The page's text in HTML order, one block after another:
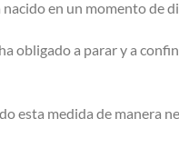
en un momento de
obligado a parar y a
esta medida de manera